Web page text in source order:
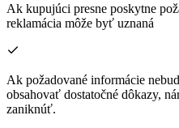
Ak kupujúci presne poskytne
reklamácia môže byť uznaná
Ak požadované informácie
obsahovať dostatočné dôkazy,
zaniknúť.